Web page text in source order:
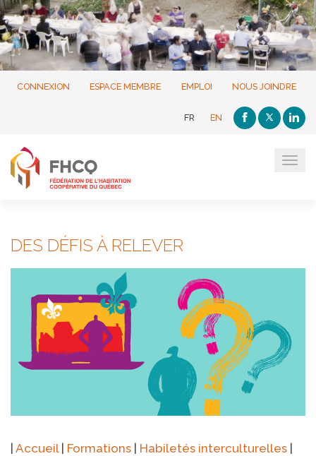
CONNEXION ESPACE MEMBRE EMPLOI NOUS JOINDRE
FR EN
DES DÉFIS À RELEVER
| Accueil| Formations | Habiletés interculturelles |